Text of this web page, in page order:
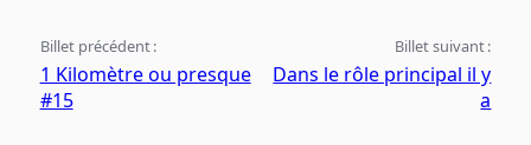
Billet précédent :
1 Kilomètre ou presque
#15
Billet suivant :
Dans le rôle principal il y
a